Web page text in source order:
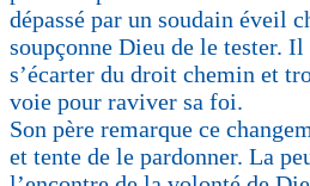
dépassé par un soudain éveil
soupçonne Dieu de le tester.
s’écarter du droit chemin et
voie pour raviver sa foi.
Son père remarque ce
et tente de le pardonner. La